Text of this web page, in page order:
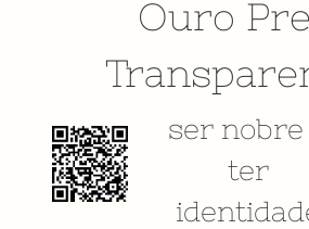
Ouro
ser nobre
ter